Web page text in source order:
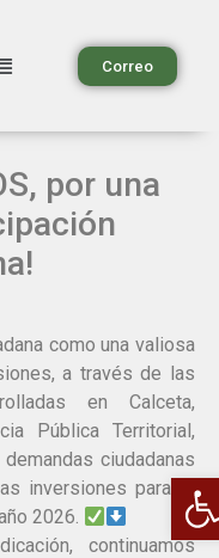
Correo
por una
como una valiosa
a través de las
en Calceta,
Pública Territorial,
ciudadanas
inversiones para el
2026.
continuamos